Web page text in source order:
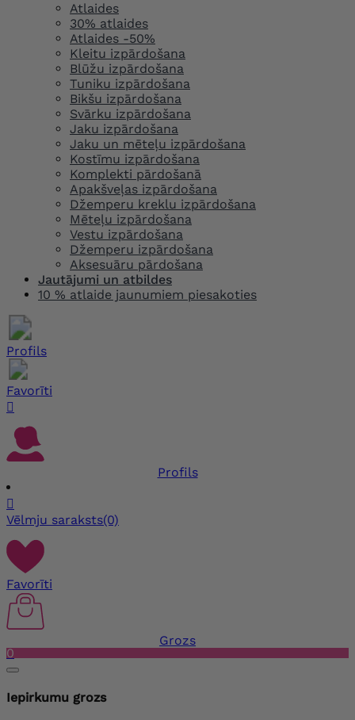
Atlaides
30% atlaides
Atlaides -50%
Kleitu izpārdošana
Blūžu izpārdošana
Tuniku izpārdošana
Bikšu izpārdošana
Svārku izpārdošana
Jaku izpārdošana
Jaku un mēteļu izpārdošana
Kostīmu izpārdošana
Komplekti pārdošanā
Apakšveļas izpārdošana
Džemperu kreklu izpārdošana
Mēteļu izpārdošana
Vestu izpārdošana
Džemperu izpārdošana
Aksesuāru pārdošana
Jautājumi un atbildes
10 % atlaide jaunumiem piesakoties
Profils
Favorīti

Profils

Vēlmju saraksts(0)
Favorīti
Grozs
0
Iepirkumu grozs